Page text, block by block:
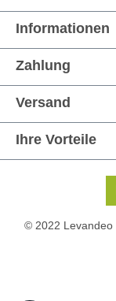
Informationen
Zahlung
Versand
Ihre Vorteile
© 2022 Levandeo